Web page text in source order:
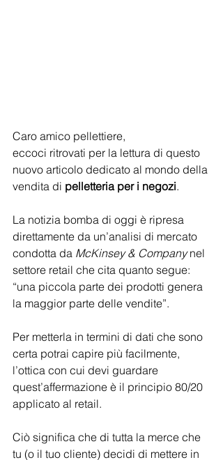
Caro amico pellettiere,
eccoci ritrovati per la lettura di questo
nuovo articolo dedicato al mondo della
vendita di pelletteria per i negozi.
La notizia bomba di oggi è ripresa
direttamente da un’analisi di mercato
condotta da McKinsey & Company nel
settore retail che cita quanto segue:
“una piccola parte dei prodotti genera
la maggior parte delle vendite”.
Per metterla in termini di dati che sono
certa potrai capire più facilmente,
l’ottica con cui devi guardare
quest’affermazione è il principio 80/20
applicato al retail.
Ciò significa che di tutta la merce che
tu (o il tuo cliente) decidi di mettere in